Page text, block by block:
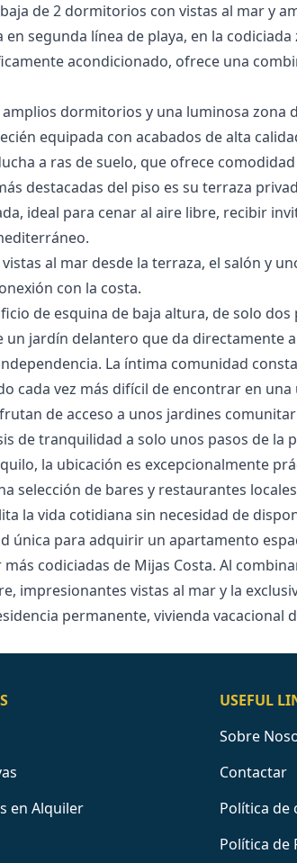
de 2 dormitorios con vistas al mar y
segunda línea de playa, en la
acondicionado, ofrece una
amplios dormitorios y una luminosa
equipada con acabados de alta
a ras de suelo, que ofrece comodidad
destacadas del piso es su terraza
ideal para cenar al aire libre, recibir
al mar desde la terraza, el salón y
con la costa.
de esquina de baja altura, de solo
un jardín delantero que da directamente
La íntima comunidad
cada vez más difícil de encontrar en
de acceso a unos jardines
de tranquilidad a solo unos pasos de la
la ubicación es excepcionalmente
selección de bares y restaurantes
la vida cotidiana sin necesidad de
única para adquirir un apartamento
codiciadas de Mijas Costa. Al
impresionantes ‌vistas ‌al ‌mar ‌y ‌la
‌permanente, ‌vivienda vacacional
en Alquiler
USEFUL
Sobre
Contactar
Política de
Política de